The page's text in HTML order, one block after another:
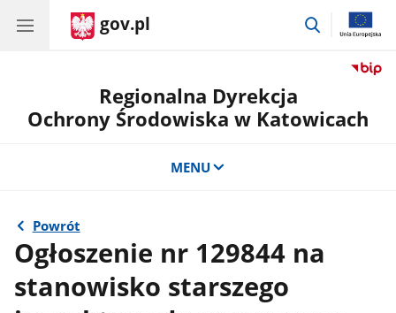
gov.pl
przejdź
Regionalna Dyrekcja
Ochrony Środowiska w Katowicach
MENU
Powrót
Ogłoszenie nr 129844 na
stanowisko starszego